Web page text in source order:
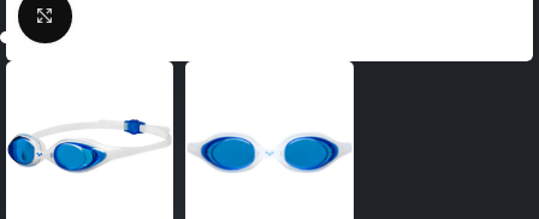
Нажмите, чтобы увеличить